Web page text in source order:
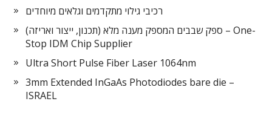
רכיבי גילוי מתקדמים וגלאים מיוחדים
ספק שבבים המספק מענה מלא (תכנון, ייצור ואריזה) – One-
Stop IDM Chip Supplier
Ultra Short Pulse Fiber Laser 1064nm
3mm Extended InGaAs Photodiodes bare die –
ISRAEL